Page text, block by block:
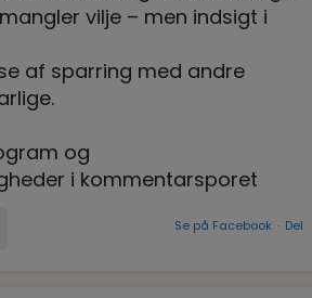
vilje – men indsigt i
af sparring med andre
og
i kommentarsporet
Se på Facebook · Del